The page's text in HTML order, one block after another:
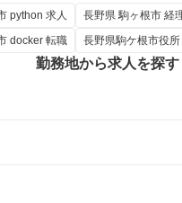
python 求人
長野県 駒ヶ根市 経
docker 転職
長野県駒ケ根市役所
勤務地から求人を探す